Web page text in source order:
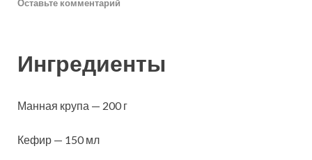
Оставьте комментарий
Ингредиенты
Манная крупа — 200 г
Кефир — 150 мл